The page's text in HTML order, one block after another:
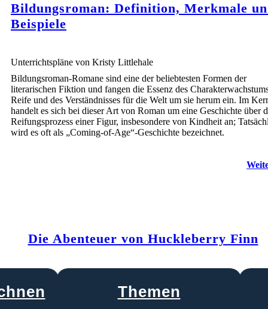
Bildungsroman: Definition, Merkmale
Beispiele
Unterrichtspläne von Kristy Littlehale
Bildungsroman-Romane sind eine der beliebtesten Formen der
literarischen Fiktion und fangen die Essenz des
Reife und des Verständnisses für die Welt um sie herum ein. Im
handelt es sich bei dieser Art von Roman um eine Geschichte über
Reifungsprozess einer Figur, insbesondere von Kindheit an;
wird es oft als „Coming-of-Age“-Geschichte bezeichnet.
Die Abenteuer von Huckleberry Finn
Themen